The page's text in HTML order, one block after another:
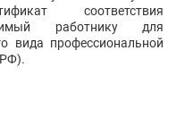
соответствия
работнику для
вида профессиональной
РФ).